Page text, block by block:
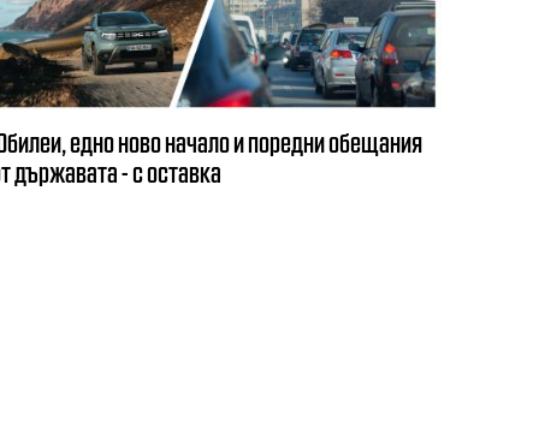
едно ново начало и поредни обещания
държавата - с оставка